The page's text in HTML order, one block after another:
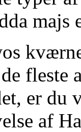
majs
fleste
er du
af